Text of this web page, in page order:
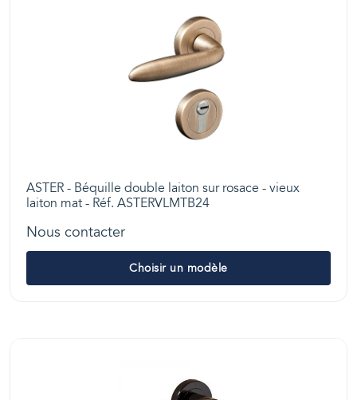
ASTER - Béquille double laiton sur rosace - vieux
laiton mat - Réf. ASTERVLMTB24
Nous contacter
Choisir un modèle